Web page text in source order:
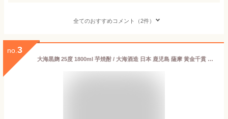
全てのおすすめコメント（2件）
no. 3
大海黒麹 25度 1800ml 芋焼酎 / 大海酒造 日本 鹿児島 薩摩 黄金千貫 1.8L 一升瓶